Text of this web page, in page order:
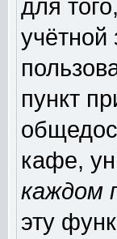
для
пункт
кафе,
каждом
эту